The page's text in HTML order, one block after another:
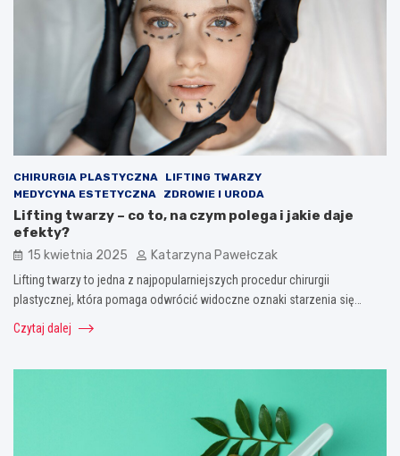
CHIRURGIA PLASTYCZNA
LIFTING TWARZY
MEDYCYNA ESTETYCZNA
ZDROWIE I URODA
Lifting twarzy – co to, na czym polega i jakie daje
efekty?
15 kwietnia 2025 Katarzyna Pawełczak
Lifting twarzy to jedna z najpopularniejszych procedur chirurgii
plastycznej, która pomaga odwrócić widoczne oznaki starzenia się…
Czytaj dalej